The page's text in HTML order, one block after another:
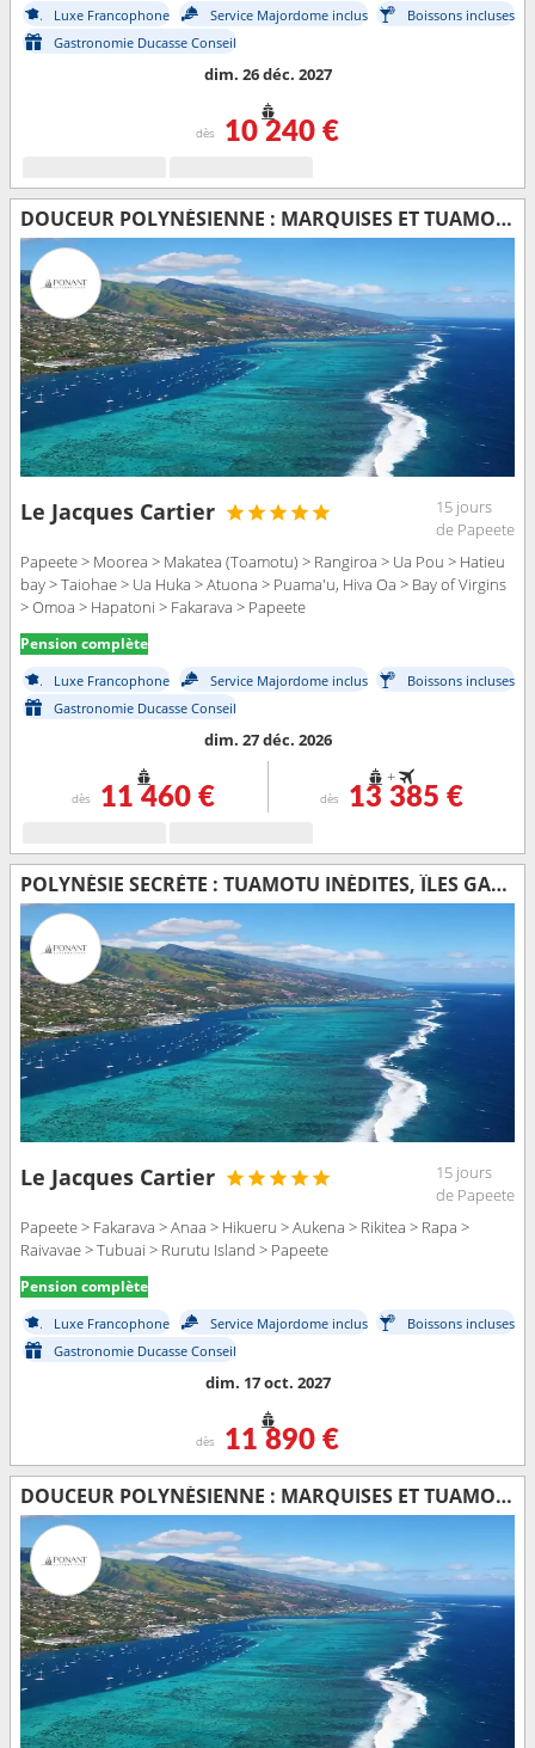
Luxe Francophone Service Majordome inclus
Boissons incluses
Gastronomie Ducasse Conseil
dim. 26 déc. 2027
dès 10 240 €
DOUCEUR POLYNÉSIENNE : MARQUISES ET TUAMOTU
Le Jacques Cartier
15 jours
de Papeete
Papeete > Moorea > Makatea (Toamotu) > Rangiroa > Ua Pou > Hatieu
bay > Taiohae > Ua Huka > Atuona > Puama'u, Hiva Oa > Bay of Virgins
> Omoa > Hapatoni > Fakarava > Papeete
Pension complète
Luxe Francophone Service Majordome inclus
Boissons incluses
Gastronomie Ducasse Conseil
dim. 27 déc. 2026
dès 11 460 €
+
dès 13 385 €
POLYNÉSIE SECRÈTE : TUAMOTU INÉDITES, ÎLES GAMBIER ET ÎLES AUSTRALES
Le Jacques Cartier
15 jours
de Papeete
Papeete > Fakarava > Anaa > Hikueru > Aukena > Rikitea > Rapa >
Raivavae > Tubuai > Rurutu Island > Papeete
Pension complète
Luxe Francophone Service Majordome inclus
Boissons incluses
Gastronomie Ducasse Conseil
dim. 17 oct. 2027
dès 11 890 €
DOUCEUR POLYNÉSIENNE : MARQUISES ET TUAMOTU